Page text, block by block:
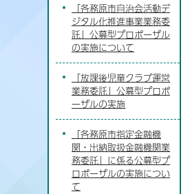
「各務原市自治会活動デ
ジタル化推進事業業務委
託」公募型プロポーザル
の実施について
「放課後児童クラブ運営
業務委託」公募型プロポ
ーザルの実施
「各務原市指定金融機
関・出納取扱金融機関業
務委託」に係る公募型プ
ロポーザルの実施につい
て